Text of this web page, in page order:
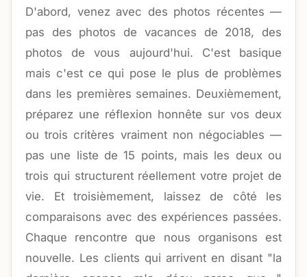
D'abord, venez avec des photos récentes —
pas des photos de vacances de 2018, des
photos de vous aujourd'hui. C'est basique
mais c'est ce qui pose le plus de problèmes
dans les premières semaines. Deuxièmement,
préparez une réflexion honnête sur vos deux
ou trois critères vraiment non négociables —
pas une liste de 15 points, mais les deux ou
trois qui structurent réellement votre projet de
vie. Et troisièmement, laissez de côté les
comparaisons avec des expériences passées.
Chaque rencontre que nous organisons est
nouvelle. Les clients qui arrivent en disant "la